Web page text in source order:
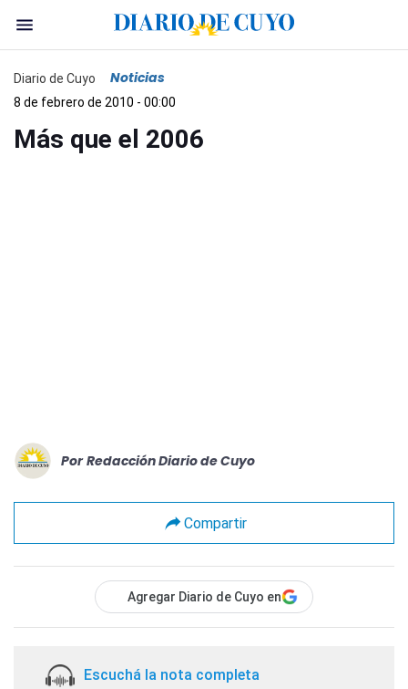
Diario de Cuyo Noticias
8 de febrero de 2010 - 00:00
Más que el 2006
Por Redacción Diario de Cuyo
Compartir
Agregar Diario de Cuyo en
Escuchá la nota completa